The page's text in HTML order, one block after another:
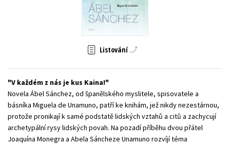
Zahraniční literatura
Listování
V každém z nás je kus Kaina!
Novela Ábel Sánchez, od španělského myslitele, spisovatele a
básníka Miguela de Unamuno, patří ke knihám, jež nikdy nezestárnou,
protože pronikají k samé podstatě lidských vztahů a citů a zachycují
archetypální rysy lidských povah. Na pozadí příběhu dvou přátel
Joaquína Monegra a Abela Sáncheze Unamuno rozvíjí téma